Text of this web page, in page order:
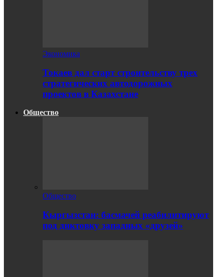
Экономика
Токаев дал старт строительству трех
стратегических автодорожных
проектов в Казахстане
Общество
Общество
Кыргызстан: басмачей реабилитируют
под диктовку западных «друзей»